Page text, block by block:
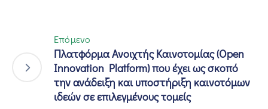
Επόμενο
Πλατφόρμα Ανοιχτής Καινοτομίας (Open
Innovation Platform) που έχει ως σκοπό
την ανάδειξη και υποστήριξη καινοτόμων
ιδεών σε επιλεγμένους τομείς